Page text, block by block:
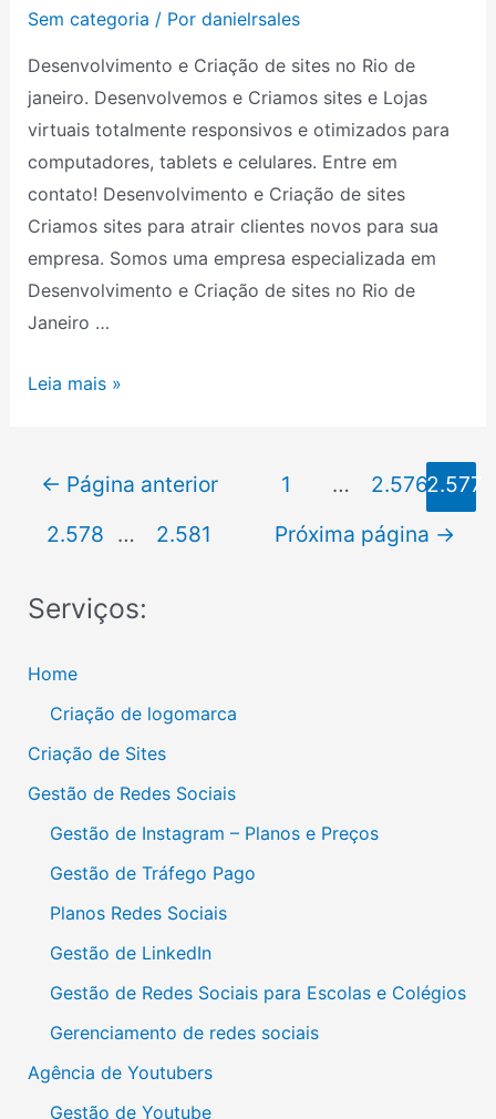
Sem categoria / Por danielrsales
Desenvolvimento e Criação de sites no Rio de
janeiro. Desenvolvemos e Criamos sites e Lojas
virtuais totalmente responsivos e otimizados para
computadores, tablets e celulares. Entre em
contato! Desenvolvimento e Criação de sites
Criamos sites para atrair clientes novos para sua
empresa. Somos uma empresa especializada em
Desenvolvimento e Criação de sites no Rio de
Janeiro …
sites
Rio
de
Janeiro
RJ
Leia mais »
← Página anterior 1 … 2.5762.577
2.578 … 2.581 Próxima página →
Serviços:
Home
Criação de logomarca
Criação de Sites
Gestão de Redes Sociais
Gestão de Instagram – Planos e Preços
Gestão de Tráfego Pago
Planos Redes Sociais
Gestão de LinkedIn
Gestão de Redes Sociais para Escolas e Colégios
Gerenciamento de redes sociais
Agência de Youtubers
Gestão de Youtube